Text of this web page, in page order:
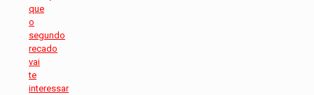
que
o
segundo
recado
vai
te
interessar